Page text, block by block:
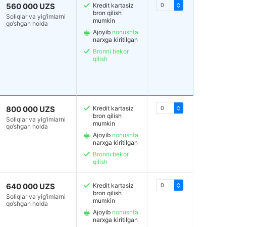
560 000 UZS
Soliqlar va yig‘imlarni
qo‘shgan holda
Kredit kartasiz
bron qilish
mumkin
Ajoyib nonushta
narxga kiritilgan
Bronni bekor
qilish
800 000 UZS
Soliqlar va yig‘imlarni
qo‘shgan holda
640 000 UZS
Soliqlar va yig‘imlarni
qo‘shgan holda
Kredit kartasiz
bron qilish
mumkin
Ajoyib nonushta
narxga kiritilgan
Bronni bekor
qilish
Kredit kartasiz
bron qilish
mumkin
Ajoyib nonushta
narxga kiritilgan